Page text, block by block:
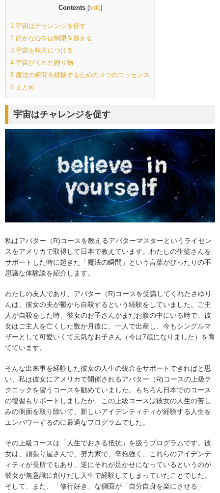
Contents [hide]
1 宇宙はチャレンジを促す
2 静かな心をは制限を超える
3 宇宙を味方につける
4 宇宙がくれた贈り物
5 魔法の瞬間を経験するための３つのエッセンス
6 まとめ
宇宙はチャレンジを促す
私はアバター（R)コースを教えるアバターマスターというライセン
スをアメリカで取得して日本で教えています。わたしの生徒さんを
サポートした時に起きた「魔法の瞬間」という言葉がぴったりの不
思議な体験談を紹介します。
わたしの友人であり、アバター（R)コースを受講してくれたさゆり
んは、彼女の夫が鬱から自殺するという経験をしていました。ご主
人が自殺をした時、彼女のお子さんがまだお腹の中にいる時で、彼
女はご主人を亡くした数か月後に、一人で出産し、今もシングルマ
ザーとして可愛いくて元気なお子さん（今は7歳になりました）を育
てています。
そんな出来事を経験した彼女の人生の統合をサポートできればと思
い、私は彼女にアメリカで開催されるアバター（R)コースの上級テ
クニックを習うコースを勧めていました。もちろん日本でのコース
の復習もサポートしましたが、この上級コースは彼女の人生の苦し
みの側面を取り除いて、新しいアイデンティティが経験する人生を
エンパワーするのに最適なプログラムでした。
その上級コースは「人生でおきる抵抗」を扱うプログラムです。彼
女は、頑張り屋さんで、努力家で、辛抱強く、これらのアイデンテ
ィティが長所でもあり、逆にそれが足かせになっているというのが
彼女が無意識に創りだし人生で経験してしまっていたことでした。
そして、また、「修行好き」な側面が「自分自身を楽にさせる」